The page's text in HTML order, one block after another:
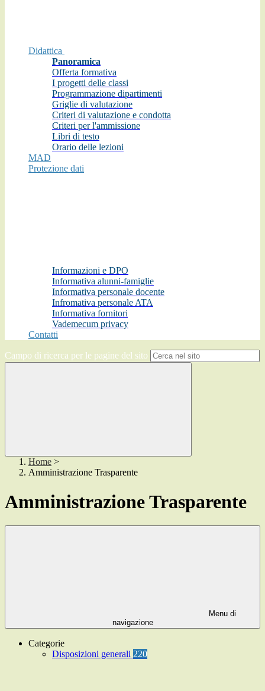
Didattica
Panoramica
Offerta formativa
I progetti delle classi
Programmazione dipartimenti
Griglie di valutazione
Criteri di valutazione e condotta
Criteri per l'ammissione
Libri di testo
Orario delle lezioni
MAD
Protezione dati
Informazioni e DPO
Informativa alunni-famiglie
Informativa personale docente
Infromativa personale ATA
Informativa fornitori
Vademecum privacy
Contatti
Campo di ricerca per le pagine del sito
Home >
Amministrazione Trasparente
Amministrazione Trasparente
Menu di
navigazione
Categorie
Disposizioni generali 220